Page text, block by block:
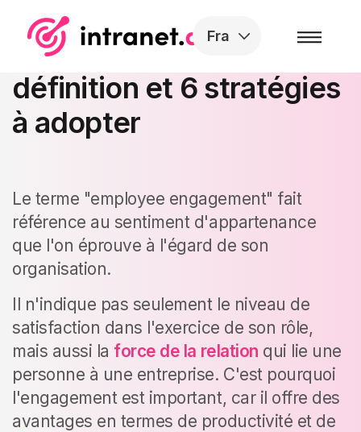
Fra
Employee Engagement :
définition et 6 stratégies
à adopter
Le terme "employee engagement" fait
référence au sentiment d'appartenance
que l'on éprouve à l'égard de son
organisation.
Il n'indique pas seulement le niveau de
satisfaction dans l'exercice de son rôle,
mais aussi la force de la relation qui lie une
personne à une entreprise. C'est pourquoi
l'engagement est important, car il offre des
avantages en termes de productivité et de